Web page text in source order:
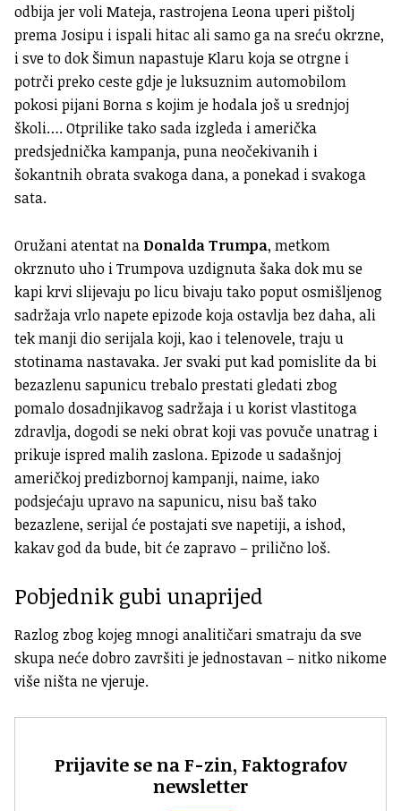
odbija jer voli Mateja, rastrojena Leona uperi pištolj
prema Josipu i ispali hitac ali samo ga na sreću okrzne,
i sve to dok Šimun napastuje Klaru koja se otrgne i
potrči preko ceste gdje je luksuznim automobilom
pokosi pijani Borna s kojim je hodala još u srednjoj
školi…. Otprilike tako sada izgleda i američka
predsjednička kampanja, puna neočekivanih i
šokantnih obrata svakoga dana, a ponekad i svakoga
sata.
Oružani atentat na Donalda Trumpa, metkom
okrznuto uho i Trumpova uzdignuta šaka dok mu se
kapi krvi slijevaju po licu bivaju tako poput osmišljenog
sadržaja vrlo napete epizode koja ostavlja bez daha, ali
tek manji dio serijala koji, kao i telenovele, traju u
stotinama nastavaka. Jer svaki put kad pomislite da bi
bezazlenu sapunicu trebalo prestati gledati zbog
pomalo dosadnjikavog sadržaja i u korist vlastitoga
zdravlja, dogodi se neki obrat koji vas povuče unatrag i
prikuje ispred malih zaslona. Epizode u sadašnjoj
američkoj predizbornoj kampanji, naime, iako
podsjećaju upravo na sapunicu, nisu baš tako
bezazlene, serijal će postajati sve napetiji, a ishod,
kakav god da bude, bit će zapravo – prilično loš.
Pobjednik gubi unaprijed
Razlog zbog kojeg mnogi analitičari smatraju da sve
skupa neće dobro završiti je jednostavan – nitko nikome
više ništa ne vjeruje.
Prijavite se na F-zin, Faktografov
newsletter